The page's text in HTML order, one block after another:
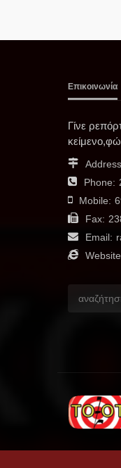
Επικοινωνία
Γίνε
Phone:
Mobile:
Fax:
Email: